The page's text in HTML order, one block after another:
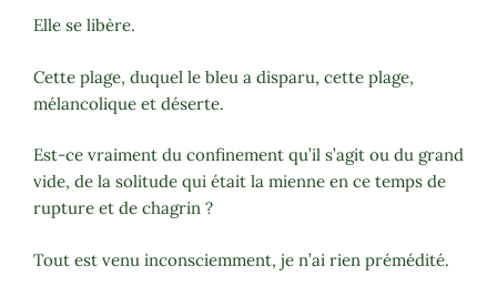
Elle se libère.
Cette plage, duquel le bleu a disparu, cette plage,
mélancolique et déserte.
Est-ce vraiment du confinement qu’il s’agit ou du grand
vide, de la solitude qui était la mienne en ce temps de
rupture et de chagrin ?
Tout est venu inconsciemment, je n’ai rien prémédité.